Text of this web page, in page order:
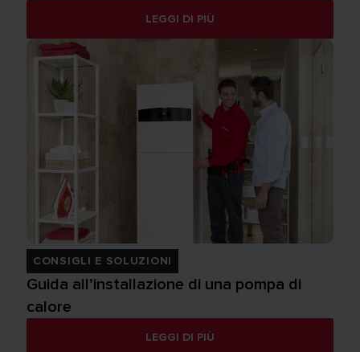
LEGGI DI PIÙ
CONSIGLI E SOLUZIONI
Guida all’installazione di una pompa di
calore
LEGGI DI PIÙ